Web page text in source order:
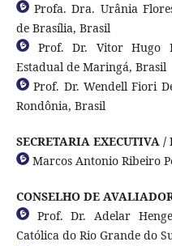
Profa. Dra. Urânia
de Brasília, Brasil
Prof. Dr. Vitor Hugo
Estadual de Maringá, Brasil
Prof. Dr. Wendell Fiori
Rondônia, Brasil
SECRETARIA EXECUTIVA
Marcos Antonio Ribeiro
CONSELHO DE
Prof. Dr. Adelar
Católica do Rio Grande do